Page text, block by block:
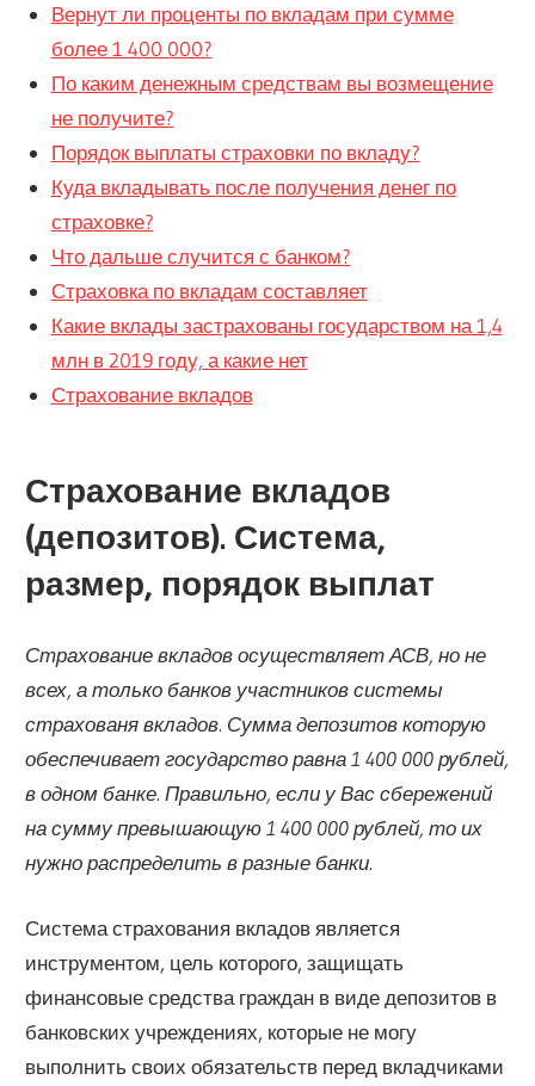
Вернут ли проценты по вкладам при сумме
более 1 400 000?
По каким денежным средствам вы возмещение
не получите?
Порядок выплаты страховки по вкладу?
Куда вкладывать после получения денег по
страховке?
Что дальше случится с банком?
Страховка по вкладам составляет
Какие вклады застрахованы государством на 1,4
млн в 2019 году, а какие нет
Страхование вкладов
Страхование вкладов
(депозитов). Система,
размер, порядок выплат
Страхование вкладов осуществляет АСВ, но не
всех, а только банков участников системы
страхованя вкладов. Сумма депозитов которую
обеспечивает государство равна 1 400 000 рублей,
в одном банке. Правильно, если у Вас сбережений
на сумму превышающую 1 400 000 рублей, то их
нужно распределить в разные банки.
Система страхования вкладов является
инструментом, цель которого, защищать
финансовые средства граждан в виде депозитов в
банковских учреждениях, которые не могу
выполнить своих обязательств перед вкладчиками